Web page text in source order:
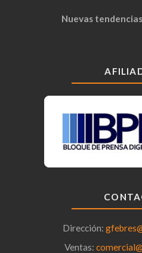
Nuevas
Dirección:
Ventas: